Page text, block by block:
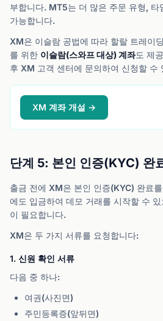
부합니다. MT5는 더 많은 주문 유형, 타
가능합니다.
XM은 이슬람 공법에 따라 할랄 트레이
를 위한 이슬람(스와프 대상) 계좌도 제
후 XM 고객 센터에 문의하여 신청할 수
XM 계좌 개설 →
단계 5: 본인 인증(KYC) 완
출금 전에 XM은 본인 인증(KYC) 완료
에도 입금하여 데모 거래를 시작할 수
이 필요합니다.
XM은 두 가지 서류를 요청합니다:
1. 신원 확인 서류
다음 중 하나:
여권(사진면)
주민등록증(앞뒤면)